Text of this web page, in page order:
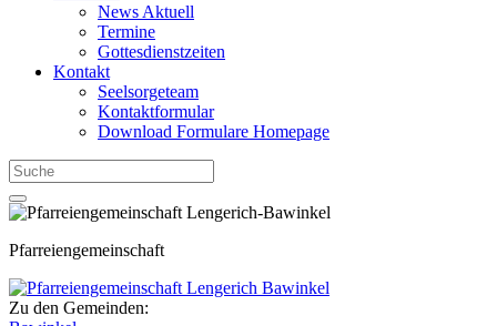
News Aktuell
Termine
Gottesdienstzeiten
Kontakt
Seelsorgeteam
Kontaktformular
Download Formulare Homepage
Pfarreiengemeinschaft
Zu den Gemeinden: